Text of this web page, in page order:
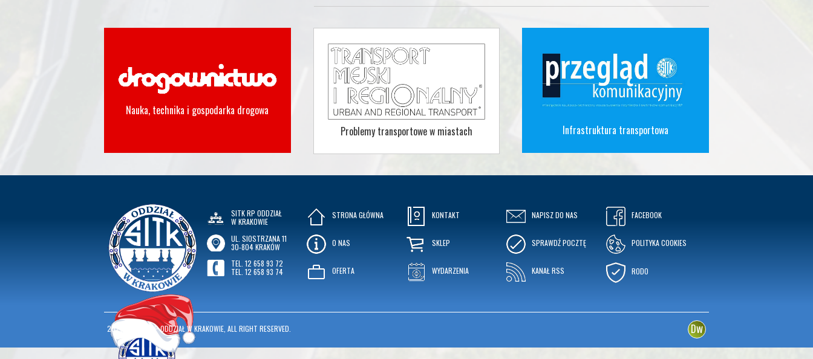
Nauka, technika i gospodarka drogowa
Problemy transportowe w miastach
Infrastruktura transportowa
SITK RP ODDZIAŁ
W KRAKOWIE
UL. SIOSTRZANA 11
30-804 KRAKÓW
TEL. 12 658 93 72
TEL. 12 658 93 74
STRONA GŁÓWNA
O NAS
OFERTA
KONTAKT
SKLEP
WYDARZENIA
NAPISZ DO NAS
SPRAWDŹ POCZTĘ
KANAŁ RSS
FACEBOOK
POLITYKA COOKIES
RODO
2026 SITK RP ODDZIAŁ W KRAKOWIE, ALL RIGHT RESERVED. Dw